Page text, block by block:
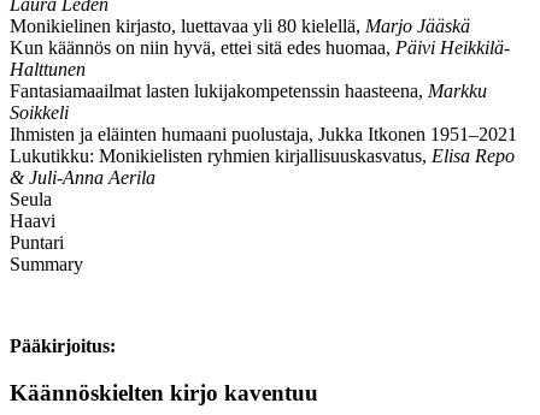
Monikielinen kirjasto, luettavaa yli 80 kielellä, Marjo Jääskä
Kun käännös on niin hyvä, ettei sitä edes huomaa, Päivi Heikkilä-
Halttunen
Fantasiamaailmat lasten lukijakompetenssin haasteena, Markku
Soikkeli
Ihmisten ja eläinten humaani puolustaja, Jukka Itkonen 1951–2021
Lukutikku: Monikielisten ryhmien kirjallisuuskasvatus, Elisa Repo
& Juli-Anna Aerila
Seula
Haavi
Puntari
Summary
Pääkirjoitus:
Käännöskielten kirjo kaventuu